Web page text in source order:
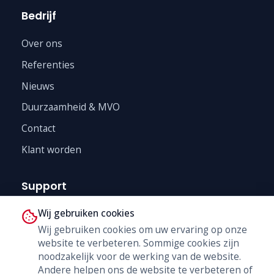
Bedrijf
Over ons
Referenties
Nieuws
Duurzaamheid & MVO
Contact
Klant worden
Support
Technische Dienst
Trainingen
B2B Shop
Wij gebruiken cookies
Wij gebruiken cookies om uw ervaring op onze
website te verbeteren. Sommige cookies zijn
noodzakelijk voor de werking van de website.
Andere helpen ons de website te verbeteren of